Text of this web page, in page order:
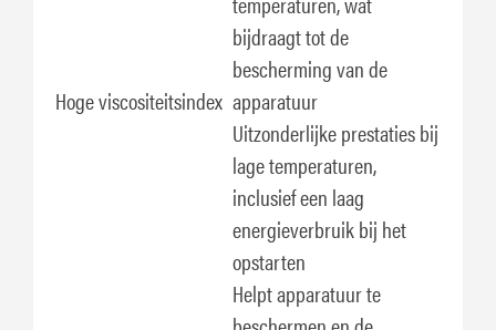
Hoge viscositeitsindex
bijdraagt tot de
bescherming van de
apparatuur
Uitzonderlijke prestaties bij
lage temperaturen,
inclusief een laag
energieverbruik bij het
opstarten
Helpt apparatuur te